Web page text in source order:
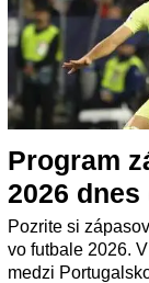
Program
2026 dnes
Pozrite si
vo futbale 2026.
medzi